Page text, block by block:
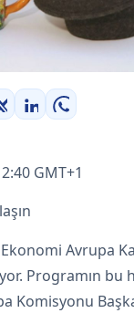
LinkedInWhatsApp
GMT+1
Avrupa
Programın bu
Komisyonu